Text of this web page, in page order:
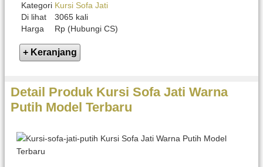
Kategori Kursi Sofa Jati
Di lihat
3065 kali
Harga
Rp (Hubungi CS)
Detail Produk Kursi Sofa Jati Warna
Putih Model Terbaru